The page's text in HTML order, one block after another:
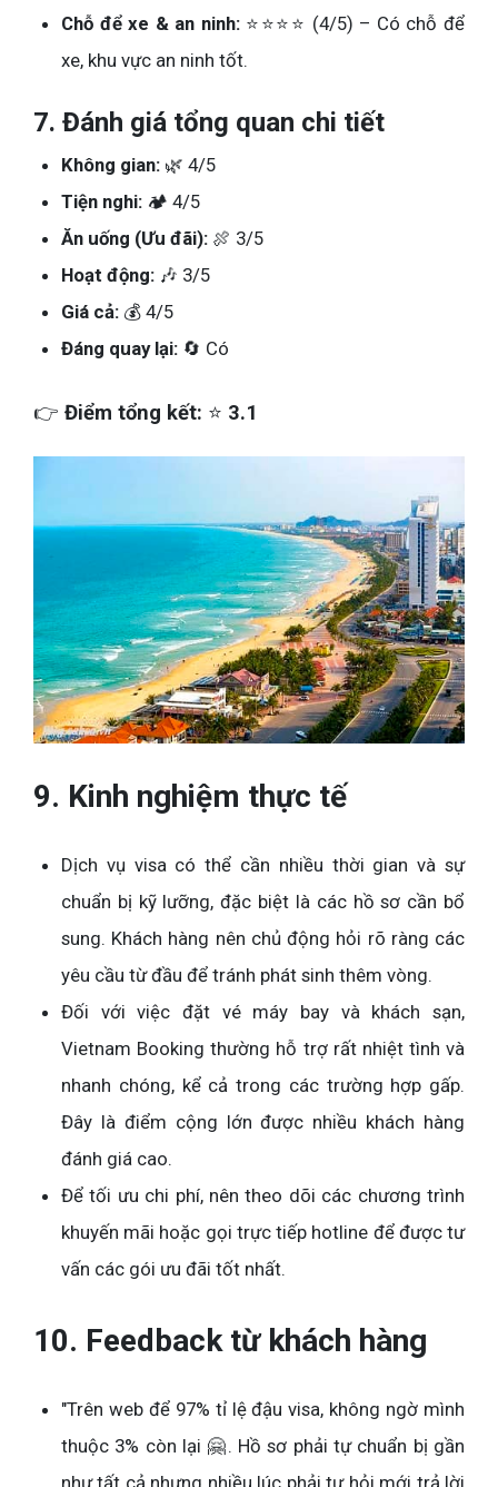
Chỗ để xe & an ninh:⭐⭐⭐⭐ (4/5) – Có chỗ để
xe, khu vực an ninh tốt.
7. Đánh giá tổng quan chi tiết
Không gian: 🌿 4/5
Tiện nghi: 🏕️ 4/5
Ăn uống (Ưu đãi): 🍖 3/5
Hoạt động: 🎶 3/5
Giá cả: 💰 4/5
Đáng quay lại: 🔄 Có
👉 Điểm tổng kết: ⭐ 3.1
9. Kinh nghiệm thực tế
Dịch vụ visa có thể cần nhiều thời gian và sự
chuẩn bị kỹ lưỡng, đặc biệt là các hồ sơ cần bổ
sung. Khách hàng nên chủ động hỏi rõ ràng các
yêu cầu từ đầu để tránh phát sinh thêm vòng.
Đối với việc đặt vé máy bay và khách sạn,
Vietnam Booking thường hỗ trợ rất nhiệt tình và
nhanh chóng, kể cả trong các trường hợp gấp.
Đây là điểm cộng lớn được nhiều khách hàng
đánh giá cao.
Để tối ưu chi phí, nên theo dõi các chương trình
khuyến mãi hoặc gọi trực tiếp hotline để được tư
vấn các gói ưu đãi tốt nhất.
10. Feedback từ khách hàng
"Trên web để 97% tỉ lệ đậu visa, không ngờ mình
thuộc 3% còn lại 🤗. Hồ sơ phải tự chuẩn bị gần
như tất cả nhưng nhiều lúc phải tự hỏi mới trả lời